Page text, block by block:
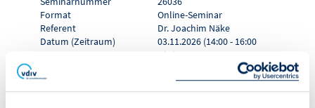
Format
Online-Seminar
Referent
Dr. Joachim Näke
Datum (Zeitraum)
03.11.2026 (14:00 - 16:00
Uhr)
Teilnahmegebühr Mitglied: 101,15 € (85,00 € zzgl. 19,00